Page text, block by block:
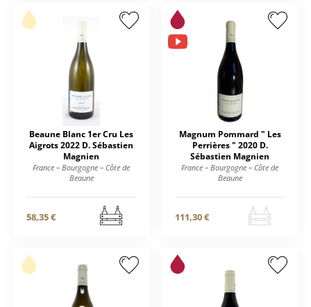
Beaune Blanc 1er Cru Les
Aigrots 2022 D. Sébastien
Magnien
France – Bourgogne – Côte de
Beaune
58,35 €
Magnum Pommard " Les
Perrières " 2020 D.
Sébastien Magnien
France – Bourgogne – Côte de
Beaune
111,30 €